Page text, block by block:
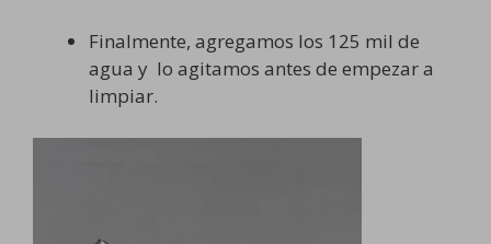
Finalmente, agregamos los 125 mil de
agua y lo agitamos antes de empezar a
limpiar.